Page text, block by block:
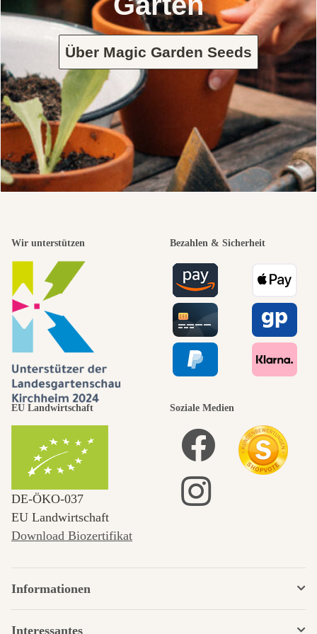
Über Magic Garden Seeds
Wir unterstützen Bezahlen & Sicherheit
EU Landwirtschaft
DE‑ÖKO‑037
EU Landwirtschaft
Download Biozertifikat
Soziale Medien
Informationen
Interessantes